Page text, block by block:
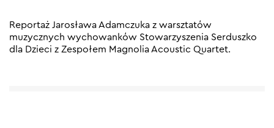
Reportaż Jarosława Adamczuka z warsztatów
muzycznych wychowanków Stowarzyszenia Serduszko
dla Dzieci z Zespołem Magnolia Acoustic Quartet.